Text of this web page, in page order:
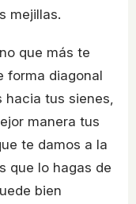
mejillas.
que más te
forma diagonal
tus sienes,
manera tus
te damos a la
que lo hagas de
bien